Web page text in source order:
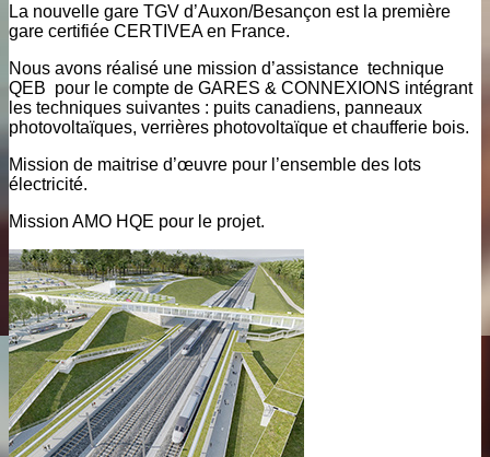
La nouvelle gare TGV d’Auxon/Besançon est la première
gare certifiée CERTIVEA en France.
Nous avons réalisé une mission d’assistance technique
QEB pour le compte de GARES & CONNEXIONS intégrant
les techniques suivantes : puits canadiens, panneaux
photovoltaïques, verrières photovoltaïque et chaufferie bois.
Mission de maitrise d’œuvre pour l’ensemble des lots
électricité.
Mission AMO HQE pour le projet.